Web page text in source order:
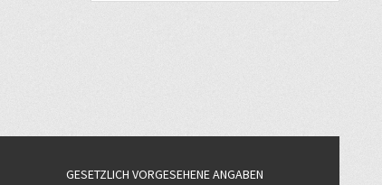
GESETZLICH VORGESEHENE ANGABEN